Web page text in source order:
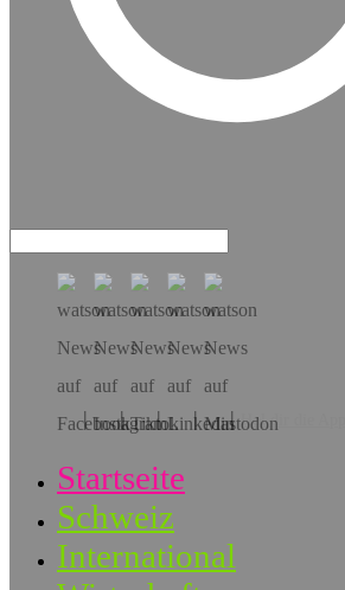
Hol dir die App!
Startseite
Schweiz
International